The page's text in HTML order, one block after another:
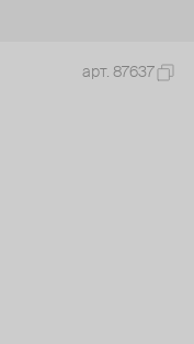
арт. 87637